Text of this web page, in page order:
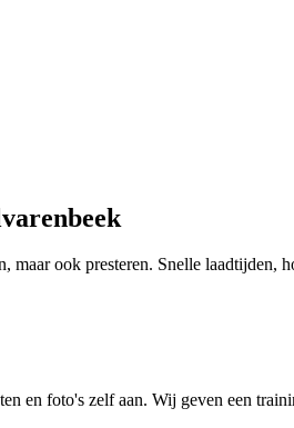
ook presteren. Snelle laadtijden,
en foto's zelf aan. Wij geven een